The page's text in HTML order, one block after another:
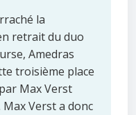
la
retrait du duo
Amedras
troisième place
Max Verst
Verst a donc